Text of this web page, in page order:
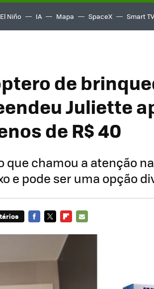
El Niño IA Mapa SpaceX Smart TV
de
Juliette
de R$ 40
que chamou a atenção
e pode ser uma opção